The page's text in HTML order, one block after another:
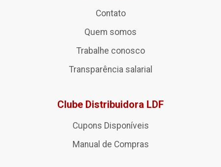
Contato
Quem somos
Trabalhe conosco
Transparência salarial
Clube Distribuidora LDF
Cupons Disponíveis
Manual de Compras